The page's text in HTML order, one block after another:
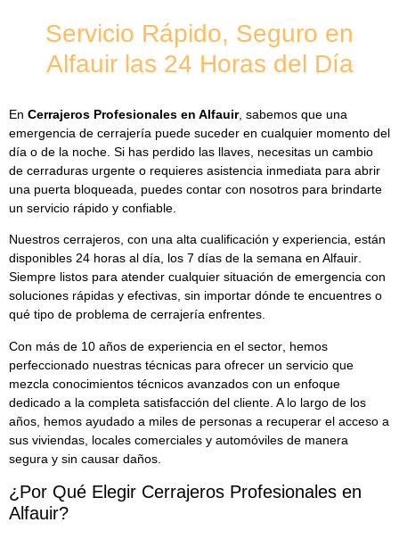
Servicio Rápido, Seguro en
Alfauir las 24 Horas del Día
En Cerrajeros Profesionales en Alfauir, sabemos que una
emergencia de cerrajería puede suceder en cualquier momento del
día o de la noche. Si has perdido las llaves, necesitas un cambio
de cerraduras urgente o requieres asistencia inmediata para abrir
una puerta bloqueada, puedes contar con nosotros para brindarte
un servicio rápido y confiable.
Nuestros cerrajeros, con una alta cualificación y experiencia, están
disponibles 24 horas al día, los 7 días de la semana en Alfauir.
Siempre listos para atender cualquier situación de emergencia con
soluciones rápidas y efectivas, sin importar dónde te encuentres o
qué tipo de problema de cerrajería enfrentes.
Con más de 10 años de experiencia en el sector , hemos
perfeccionado nuestras técnicas para ofrecer un servicio que
mezcla conocimientos técnicos avanzados con un enfoque
dedicado a la completa satisfacción del cliente. A lo largo de los
años, hemos ayudado a miles de personas a recuperar el acceso a
sus viviendas, locales comerciales y automóviles de manera
segura y sin causar daños.
¿Por Qué Elegir Cerrajeros Profesionales en
Alfauir?